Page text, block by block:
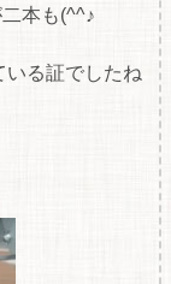
本も(^^♪
いる証でしたね